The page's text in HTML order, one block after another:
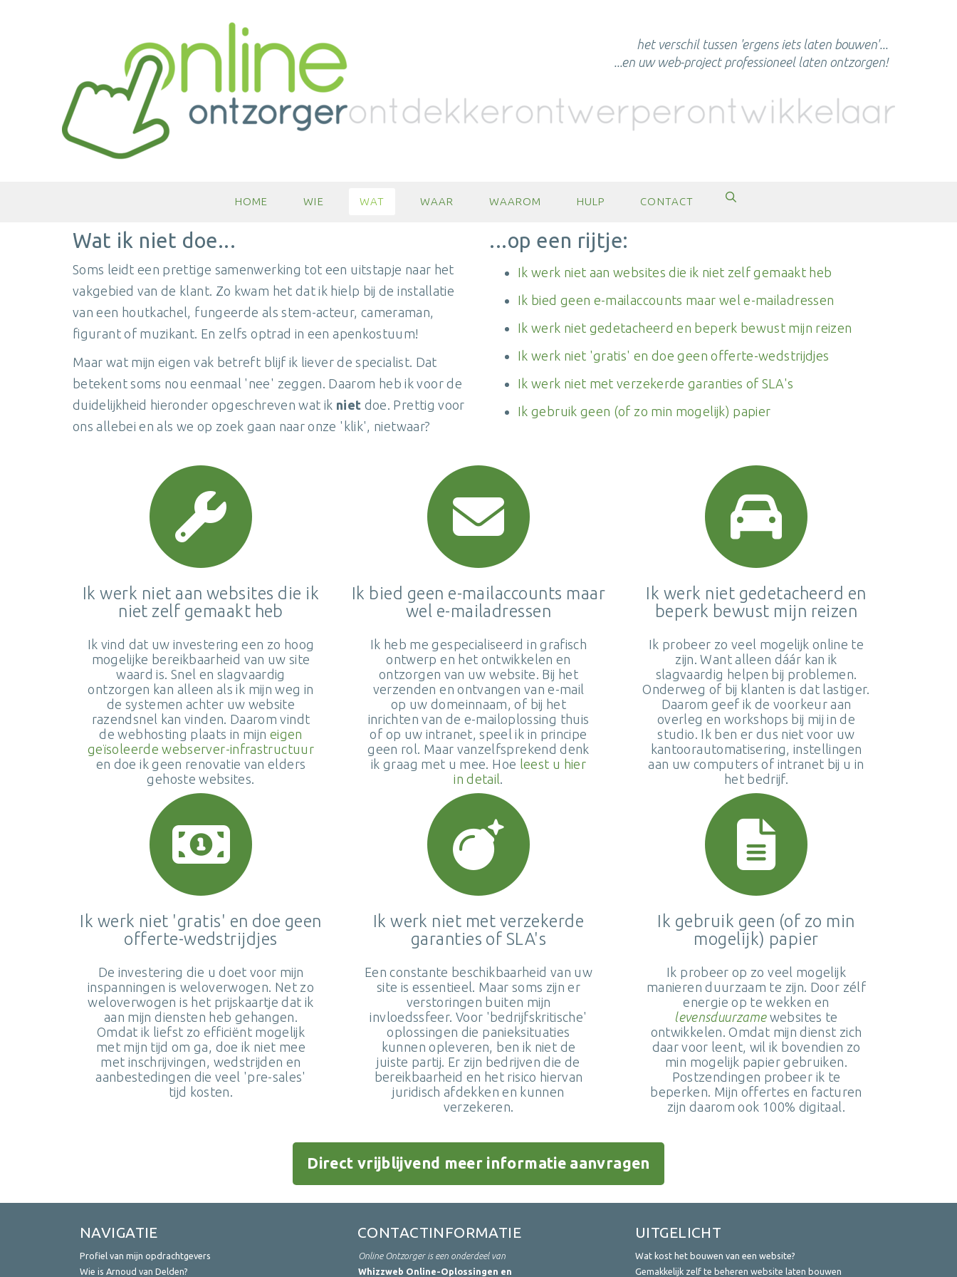
het verschil tussen 'ergens iets laten bouwen'...
...en uw web-project professioneel laten ontzorgen!
HOME WIE WAT WAAR WAAROM HULP CONTACT
Wat ik niet doe...
Soms leidt een prettige samenwerking tot een uitstapje naar het
vakgebied van de klant. Zo kwam het dat ik hielp bij de installatie
van een houtkachel, fungeerde als stem-acteur, cameraman,
figurant of muzikant. En zelfs optrad in een apenkostuum!
Maar wat mijn eigen vak betreft blijf ik liever de specialist. Dat
betekent soms nou eenmaal 'nee' zeggen. Daarom heb ik voor de
duidelijkheid hieronder opgeschreven wat ik niet doe. Prettig voor
ons allebei en als we op zoek gaan naar onze 'klik', nietwaar?
...op een rijtje:
Ik werk niet aan websites die ik niet zelf gemaakt heb
Ik bied geen e-mailaccounts maar wel e-mailadressen
Ik werk niet gedetacheerd en beperk bewust mijn reizen
Ik werk niet 'gratis' en doe geen offerte-wedstrijdjes
Ik werk niet met verzekerde garanties of SLA's
Ik gebruik geen (of zo min mogelijk) papier
Ik werk niet aan websites die ik
niet zelf gemaakt heb
Ik vind dat uw investering een zo hoog
mogelijke bereikbaarheid van uw site
waard is. Snel en slagvaardig
ontzorgen kan alleen als ik mijn weg in
de systemen achter uw website
razendsnel kan vinden. Daarom vindt
de webhosting plaats in mijn eigen
geïsoleerde webserver-infrastructuur
en doe ik geen renovatie van elders
gehoste websites.
Ik bied geen e-mailaccounts maar
wel e-mailadressen
Ik heb me gespecialiseerd in grafisch
ontwerp en het ontwikkelen en
ontzorgen van uw website. Bij het
verzenden en ontvangen van e-mail
op uw domeinnaam, of bij het
inrichten van de e-mailoplossing thuis
of op uw intranet, speel ik in principe
geen rol. Maar vanzelfsprekend denk
ik graag met u mee. Hoe leest u hier
in detail
Ik werk niet gedetacheerd en
beperk bewust mijn reizen
Ik probeer zo veel mogelijk online te
zijn. Want alleen dáár kan ik
slagvaardig helpen bij problemen.
Onderweg of bij klanten is dat lastiger.
Daarom geef ik de voorkeur aan
overleg en workshops bij mij in de
studio. Ik ben er dus niet voor uw
kantoorautomatisering, instellingen
aan uw computers of intranet bij u in
het bedrijf.
Ik werk niet 'gratis' en doe geen
offerte-wedstrijdjes
De investering die u doet voor mijn
inspanningen is weloverwogen. Net zo
weloverwogen is het prijskaartje dat ik
aan mijn diensten heb gehangen.
Omdat ik liefst zo efficiënt mogelijk
met mijn tijd om ga, doe ik niet mee
met inschrijvingen, wedstrijden en
aanbestedingen die veel 'pre-sales'
tijd kosten.
Ik werk niet met verzekerde
garanties of SLA's
Een constante beschikbaarheid van uw
site is essentieel. Maar soms zijn er
verstoringen buiten mijn
invloedssfeer. Voor 'bedrijfskritische'
oplossingen die panieksituaties
kunnen opleveren, ben ik niet de
juiste partij. Er zijn bedrijven die de
bereikbaarheid en het risico hiervan
juridisch afdekken en kunnen
verzekeren.
Ik gebruik geen (of zo min
mogelijk) papier
Ik probeer op zo veel mogelijk
manieren duurzaam te zijn. Door zélf
energie op te wekken en
levensduurzamewebsites te
ontwikkelen. Omdat mijn dienst zich
daar voor leent, wil ik bovendien zo
min mogelijk papier gebruiken.
Postzendingen probeer ik te
beperken. Mijn offertes en facturen
zijn daarom ook 100% digitaal.
Direct vrijblijvend meer informatie aanvragen
NAVIGATIE
Profiel van mijn opdrachtgevers
Wie is Arnoud van Delden?
CONTACTINFORMATIE
Online Ontzorger is een onderdeel van
Whizzweb Online-Oplossingen en
UITGELICHT
Wat kost het bouwen van een website?
Gemakkelijk zelf te beheren website laten bouwen